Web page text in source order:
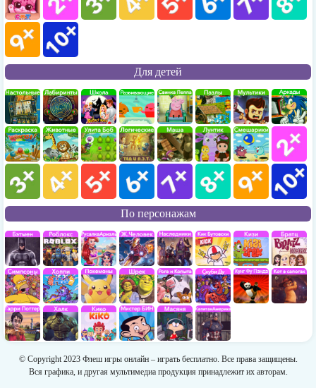
Для детей
По персонажам
© Copyright 2023 Флеш игры онлайн – играть бесплатно. Все права защищены.
Вся графика, и другая мультимедиа продукция принадлежит их авторам.